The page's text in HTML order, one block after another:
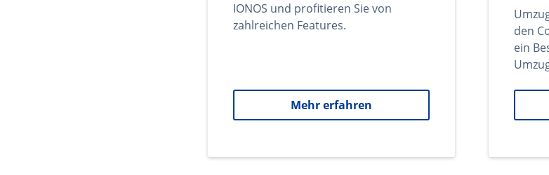
IONOS und profitieren Sie von
zahlreichen Features.
Mehr erfahren
den
ein